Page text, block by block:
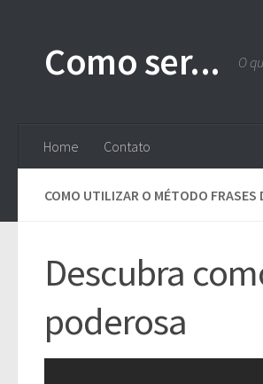
Como ser... O
Home Contato
COMO UTILIZAR O MÉTODO FRASES
Descubra
poderosa